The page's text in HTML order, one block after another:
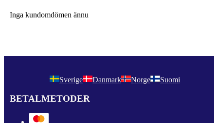
Inga kundomdömen ännu
Sverige Danmark Norge Suomi
BETALMETODER